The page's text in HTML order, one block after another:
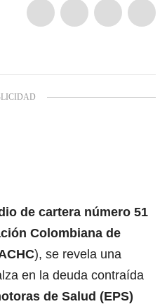
de cartera número 51
Colombiana de
), se revela una
en la deuda contraída
de Salud (EPS)